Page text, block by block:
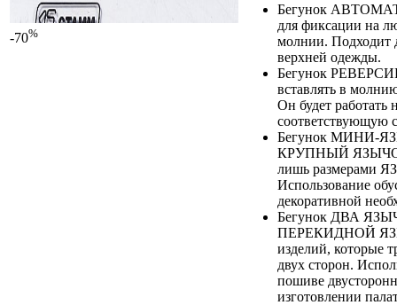
-70%
Бегунок АВТОМАТ
для фиксации на
молнии. Подходит
верхней одежды.
Бегунок
вставлять в
Он будет работать
соответствующую
Бегунок МИНИ-
КРУПНЫЙ
лишь размерами
Использование
декоративной
Бегунок ДВА
ПЕРЕКИДНОЙ
изделий, которые
двух сторон.
пошиве
изготовлении